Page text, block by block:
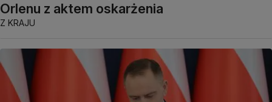
Orlenu z aktem oskarżenia
Z KRAJU